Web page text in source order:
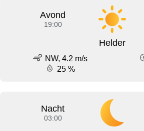
Avond
19:00
Helder
NW, 4.2 m/s
25 %
Nacht
03:00